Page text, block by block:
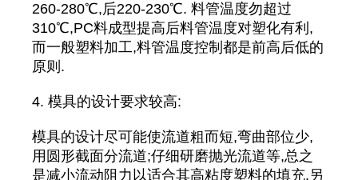
260-280℃,后220-230℃. 料管温度勿超过
310℃,PC料成型提高后料管温度对塑化有利,
而一般塑料加工,料管温度控制都是前高后低的
原则.
4. 模具的设计要求较高:
模具的设计尽可能使流道粗而短,弯曲部位少,
用圆形截面分流道;仔细研磨抛光流道等,总之
是减小流动阻力以适合其高粘度塑料的填充.另